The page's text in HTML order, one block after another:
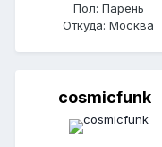
Пол: Парень
Откуда: Москва
cosmicfunk